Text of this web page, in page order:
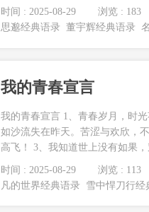
时间 : 2025-08-29 浏览 : 183
思邈经典语录 董宇辉经典语录
我的青春宣言
我的青春宣言 1、青春岁月，时
如沙流失在昨天。苦涩与欢欣，
高飞！ 3、我知道世上没有如果
时间 : 2025-08-29 浏览 : 113
凡的世界经典语录
雪中悍刀行经